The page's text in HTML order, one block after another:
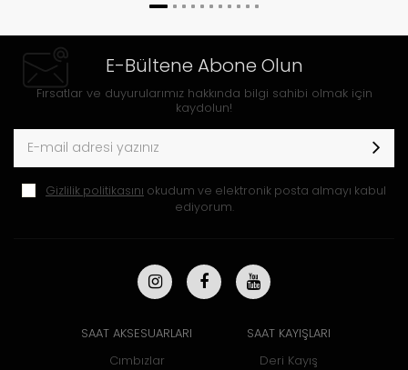
E-Bültene Abone Olun
Fırsatlar ve duyurularımız hakkında bilgi sahibi olmak için
kaydolun!
Gizlilik politikasını okudum ve elektronik posta almayı kabul
ediyorum.
SAAT AKSESUARLARI
Cımbızlar
SAAT KAYIŞLARI
Deri Kayış